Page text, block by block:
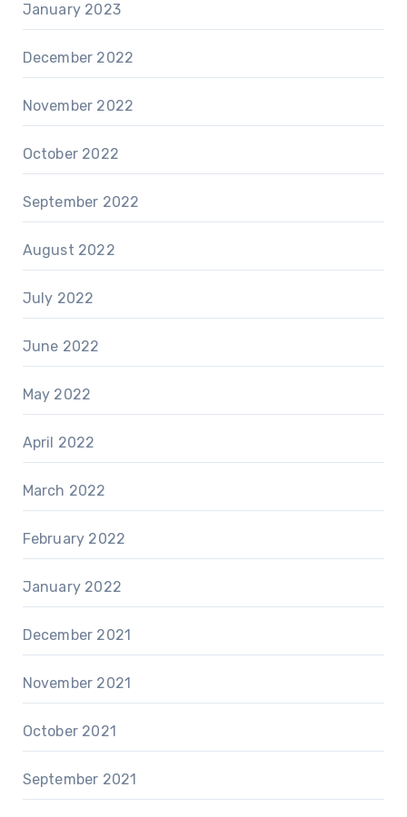
January 2023
December 2022
November 2022
October 2022
September 2022
August 2022
July 2022
June 2022
May 2022
April 2022
March 2022
February 2022
January 2022
December 2021
November 2021
October 2021
September 2021